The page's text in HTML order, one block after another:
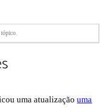
uma atualizaçãouma